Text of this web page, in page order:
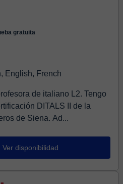
gratuita
English, French
de italiano L2. Tengo
DITALS II de la
de Siena. Ad...
Ver disponibilidad